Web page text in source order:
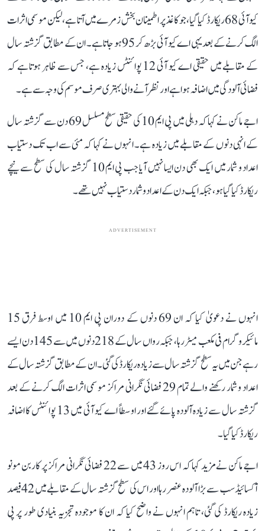
کیو آئی 68 ریکارڈ کیا گیا، جو کاغذ پر اطمینان بخش زمرے میں آتا ہے، لیکن موسمی اثرات
الگ کرنے کے بعد یہی اے کیو آئی بڑھ کر 95 ہو جاتا ہے۔ ان کے مطابق گزشتہ سال
کے مقابلے میں حقیقی اے کیو آئی 12 پوائنٹس زیادہ ہے، جس سے ظاہر ہوتا ہے کہ
فضائی آلودگی میں اضافہ ہوا ہے اور نظر آنے والی بہتری صرف موسم کی وجہ سے ہے۔
اجے ماکن نے کہا کہ دہلی میں پی ایم 10 کی حقیقی سطح مسلسل 69 دن سے گزشتہ سال
کے انہی دنوں کے مقابلے میں زیادہ ہے۔ انہوں نے کہا کہ مئی سے اب تک دستیاب
اعداد و شمار میں ایک بھی دن ایسا نہیں آیا جب پی ایم 10 گزشتہ سال کی سطح سے نیچے
ریکارڈ کیا گیا ہو، جبکہ ایک دن کے اعداد و شمار دستیاب نہیں تھے۔
ADVERTISEMENT
انہوں نے دعویٰ کیا کہ ان 69 دنوں کے دوران پی ایم 10 میں اوسط فرق 15
مائیکروگرام فی مکعب میٹر رہا، جبکہ رواں سال کے 218 دنوں میں سے 145 دن ایسے
رہے جن میں یہ سطح گزشتہ سال سے زیادہ ریکارڈ کی گئی۔ ان کے مطابق گزشتہ سال کے
اعداد و شمار رکھنے والے تمام 29 فضائی نگرانی مراکز موسمی اثرات الگ کرنے کے بعد
گزشتہ سال سے زیادہ آلودہ پائے گئے اور اوسطاً اے کیو آئی میں 13 پوائنٹس کا اضافہ
ریکارڈ کیا گیا۔
اجے ماکن نے مزید کہا کہ اس روز 43 میں سے 22 فضائی نگرانی مراکز پر کاربن مونو
آکسائیڈ سب سے بڑا آلودہ عنصر رہا اور اس کی سطح گزشتہ سال کے مقابلے میں 42 فیصد
زیادہ ریکارڈ کی گئی، تاہم انہوں نے واضح کیا کہ ان کا موجودہ تجزیہ بنیادی طور پر پی